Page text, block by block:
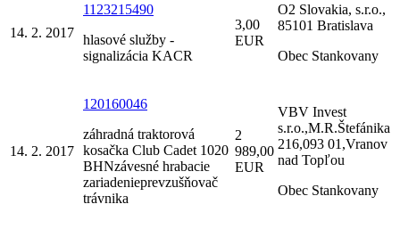
14. 2. 2017
1123215490
hlasové služby -
signalizácia KACR
3,00
EUR
O2 Slovakia, s.r.o.,
85101 Bratislava
Obec Stankovany
14. 2. 2017
120160046
záhradná traktorová
kosačka Club Cadet 1020
BHNzávesné hrabacie
zariadenieprevzušňovač
trávnika
2
989,00
EUR
VBV Invest
s.r.o.,M.R.Štefánika
216,093 01,Vranov
nad Topľou
Obec Stankovany